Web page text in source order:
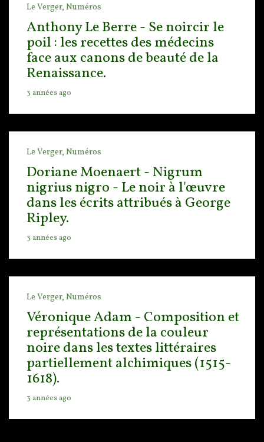
Le Verger, Numéros
Anthony Le Berre - Se noircir le
poil : les recettes des médecins
face aux canons de beauté de la
Renaissance.
3 années ago
Le Verger, Numéros
Doriane Moenaert - Nigrum
nigrius nigro - Le noir à l'œuvre
dans les écrits attribués à George
Ripley.
3 années ago
Le Verger, Numéros
Véronique Adam - Composition et
représentations de la couleur
noire dans les textes littéraires
partiellement alchimiques (1515-
1618).
3 années ago